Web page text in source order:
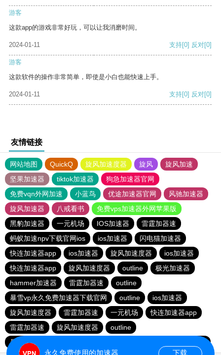
游客
这款app的游戏非常好玩，可以让我消磨时间。
2024-01-11 支持[0] 反对[0]
游客
这款软件的操作非常简单，即使是小白也能快速上手。
2024-01-11 支持[0] 反对[0]
友情链接
网站地图 QuickQ 旋风加速度器 旋风
旋风加速
坚果加速器
tiktok加速器
狗急加速器官网
免费vqn外网加速
小蓝鸟 优途加速器官网
风驰加速器
旋风加速器
八戒看书
免费vps加速器外网苹果版
黑豹加速器
一元机场 IOS加速器
雷霆加器速
蚂蚁加速npv下载官网ios
ios加速器
闪电猫加速器
快连加速器app
ios加速器 旋风加速度器
ios加速器
快连加速器app
旋风加速度器 outline
极光加速器
hammer加速器
雷霆加器速
outline
暴雪vp永久免费加速器下载官网
outline
ios加速器
旋风加速度器
雷霆加器速 一元机场
快连加速器app
雷霆加器速
旋风加速度器
outline
暴雪vp永久免费加速器下载官网
永久免费使用的加速器 下载